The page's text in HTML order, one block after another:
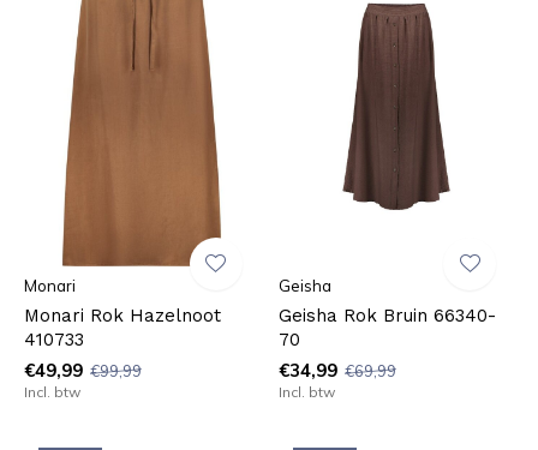
Monari
Monari Rok Hazelnoot
410733
€49,99 €99,99
Incl. btw
Geisha
Geisha Rok Bruin 66340-
70
€34,99 €69,99
Incl. btw